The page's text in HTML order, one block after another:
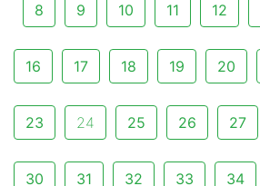
8 9 10 11 12
16 17 18 19 20
23 24 25 26 27
30 31 32 33 34